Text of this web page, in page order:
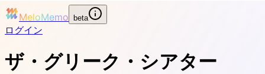
MeloMemo beta
ログイン
ザ・グリーク・シアター